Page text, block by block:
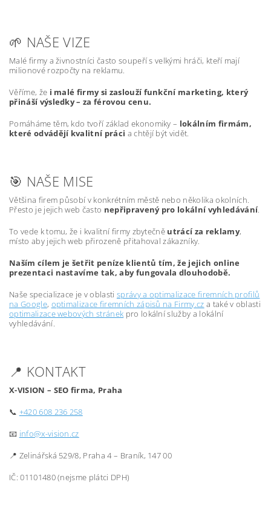
🌱 NAŠE VIZE
Malé firmy a živnostníci často soupeří s velkými hráči, kteří mají
milionové rozpočty na reklamu.
Věříme, že i malé firmy si zaslouží funkční marketing, který
přináší výsledky – za férovou cenu.
Pomáháme těm, kdo tvoří základ ekonomiky – lokálním firmám,
které odvádějí kvalitní práci a chtějí být vidět.
🎯 NAŠE MISE
Většina firem působí v konkrétním městě nebo několika okolních.
Přesto je jejich web často nepřipravený pro lokální vyhledávání.
To vede k tomu, že i kvalitní firmy zbytečně utrácí za reklamy,
místo aby jejich web přirozeně přitahoval zákazníky.
Naším cílem je šetřit peníze klientů tím, že jejich online
prezentaci nastavíme tak, aby fungovala dlouhodobě.
Naše specializace je v oblasti správy a optimalizace firemních profilů
na Google, optimalizace firemních zápisů na Firmy.cz a také v oblasti
optimalizace webových stránek pro lokální služby a lokální
vyhledávání.
📍 KONTAKT
X-VISION – SEO firma, Praha
📞 +420 608 236 258
📧 info@x-vision.cz
📍 Zelinářská 529/8, Praha 4 – Braník, 147 00
IČ: 01101480 (nejsme plátci DPH)